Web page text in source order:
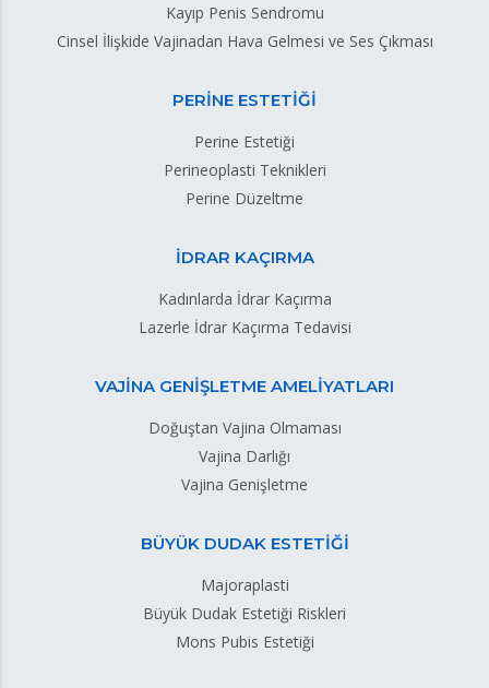
Kayıp Penis Sendromu
Cinsel İlişkide Vajinadan Hava Gelmesi ve Ses Çıkması
PERİNE ESTETİĞİ
Perine Estetiği
Perineoplasti Teknikleri
Perine Düzeltme
İDRAR KAÇIRMA
Kadınlarda İdrar Kaçırma
Lazerle İdrar Kaçırma Tedavisi
VAJİNA GENİŞLETME AMELİYATLARI
Doğuştan Vajina Olmaması
Vajina Darlığı
Vajina Genişletme
BÜYÜK DUDAK ESTETİĞİ
Majoraplasti
Büyük Dudak Estetiği Riskleri
Mons Pubis Estetiği